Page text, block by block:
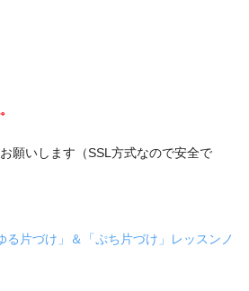
願いします（SSL方式なので安全で
片づけ」＆「ぷち片づけ」レッスンノ